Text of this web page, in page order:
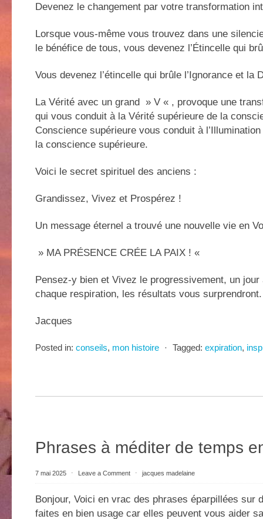
Devenez le changement par votre transformation
Lorsque vous-même vous trouvez dans une
le bénéfice de tous, vous devenez l’Étincelle qui
Vous devenez l’étincelle qui brûle l’Ignorance et la
La Vérité avec un grand » V « , provoque une
qui vous conduit à la Vérité supérieure de la
Conscience supérieure vous conduit à
la conscience supérieure.
Voici le secret spirituel des anciens :
Grandissez, Vivez et Prospérez !
Un message éternel a trouvé une nouvelle vie en
» MA PRÉSENCE CRÉE LA PAIX ! «
Pensez-y bien et Vivez le progressivement, un
chaque respiration, les résultats vous surprendront.
Jacques
Posted in: conseils, mon histoire ⋅ Tagged: expiration,
Phrases à méditer de temps
7 mai 2025 ⋅ Leave a Comment ⋅ jacques madelaine
Bonjour, Voici en vrac des phrases éparpillées sur
faites en bien usage car elles peuvent vous aider